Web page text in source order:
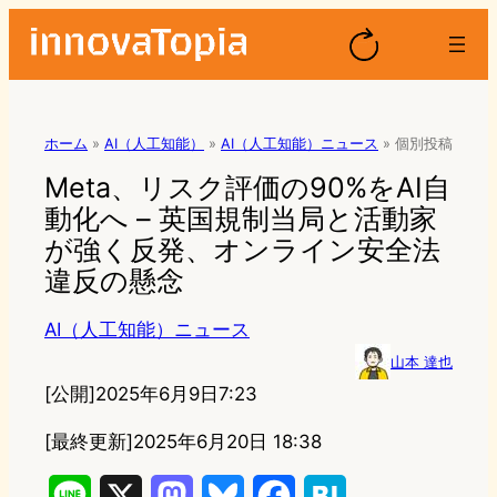
ホーム » AI（人工知能） » AI（人工知能）ニュース » 個別投稿
Meta、リスク評価の90%をAI自
動化へ – 英国規制当局と活動家
が強く反発、オンライン安全法
違反の懸念
AI（人工知能）ニュース
山本 達也
[公開]2025年6月9日7:23
[最終更新]2025年6月20日 18:38